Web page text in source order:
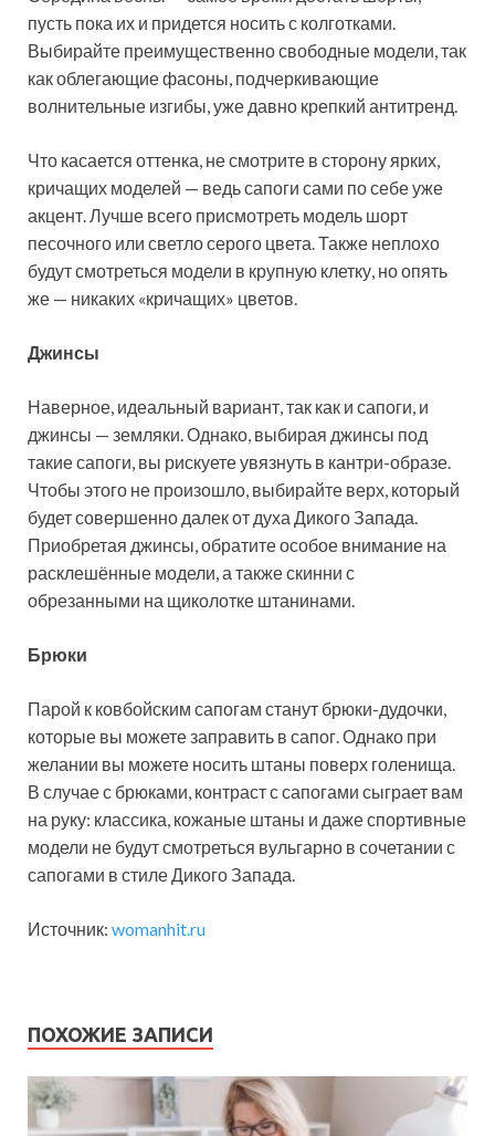
пусть пока их и придется носить с колготками.
Выбирайте преимущественно свободные модели, так
как облегающие фасоны, подчеркивающие
волнительные изгибы, уже давно крепкий антитренд.
Что касается оттенка, не смотрите в сторону ярких,
кричащих моделей — ведь сапоги сами по себе уже
акцент. Лучше всего присмотреть модель шорт
песочного или светло серого цвета. Также неплохо
будут смотреться модели в крупную клетку, но опять
же — никаких «кричащих» цветов.
Джинсы
Наверное, идеальный вариант, так как и сапоги, и
джинсы — земляки. Однако, выбирая джинсы под
такие сапоги, вы рискуете увязнуть в кантри-образе.
Чтобы этого не произошло, выбирайте верх, который
будет совершенно далек от духа Дикого Запада.
Приобретая джинсы, обратите особое внимание на
расклешённые модели, а также скинни с
обрезанными на щиколотке штанинами.
Брюки
Парой к ковбойским сапогам станут брюки-дудочки,
которые вы можете заправить в сапог. Однако при
желании вы можете носить штаны поверх голенища.
В случае с брюками, контраст с сапогами сыграет вам
на руку: классика, кожаные штаны и даже спортивные
модели не будут смотреться вульгарно в сочетании с
сапогами в стиле Дикого Запада.
Источник: womanhit.ru
ПОХОЖИЕ ЗАПИСИ